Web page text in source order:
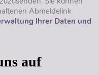
Abmeldelink
Ihrer Daten und
auf